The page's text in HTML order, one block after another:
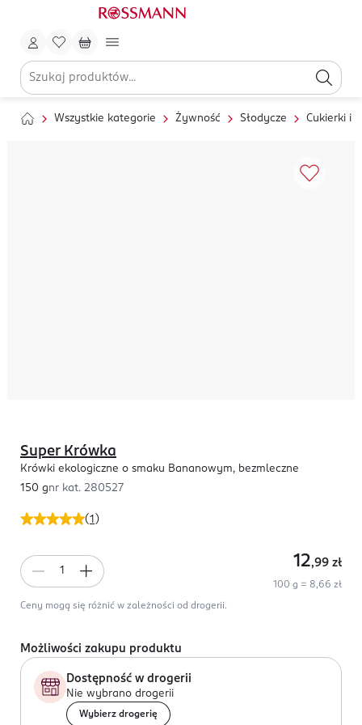
Wszystkie kategorie Żywność Słodycze Cukierki i
(1 )
Super Krówka
Krówki ekologiczne o smaku Bananowym, bezmleczne
150 gnr kat. 280527
12,99 zł
100 g = 8,66 zł
Ceny mogą się różnić w zależności od drogerii.
Możliwości zakupu produktu
Dostępność w drogerii
Nie wybrano drogerii
Wybierz drogerię